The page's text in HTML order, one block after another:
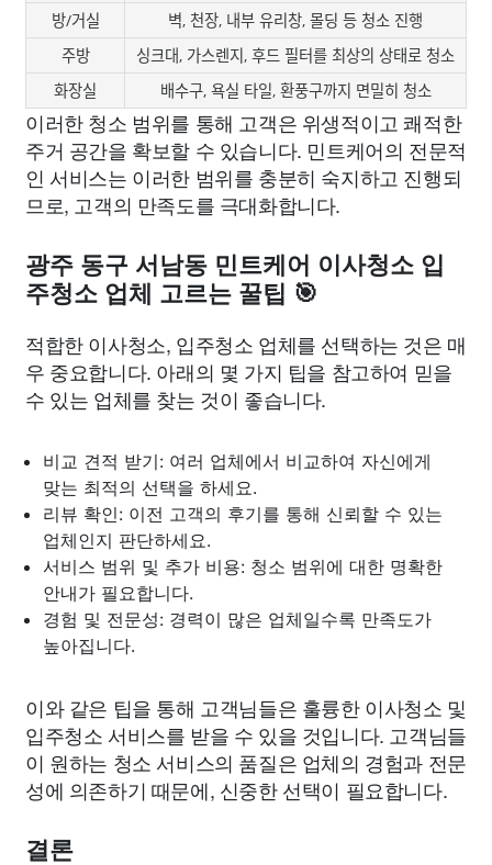
방/거실
벽, 천장, 내부 유리창, 몰딩 등 청소 진행
주방
싱크대, 가스렌지, 후드 필터를 최상의 상태로 청소
화장실
배수구, 욕실 타일, 환풍구까지 면밀히 청소
이러한 청소 범위를 통해 고객은 위생적이고 쾌적한
주거 공간을 확보할 수 있습니다. 민트케어의 전문적
인 서비스는 이러한 범위를 충분히 숙지하고 진행되
므로, 고객의 만족도를 극대화합니다.
광주 동구 서남동 민트케어 이사청소 입
주청소 업체 고르는 꿀팁 🎯
적합한 이사청소, 입주청소 업체를 선택하는 것은 매
우 중요합니다. 아래의 몇 가지 팁을 참고하여 믿을
수 있는 업체를 찾는 것이 좋습니다.
비교 견적 받기: 여러 업체에서 비교하여 자신에게
맞는 최적의 선택을 하세요.
리뷰 확인: 이전 고객의 후기를 통해 신뢰할 수 있는
업체인지 판단하세요.
서비스 범위 및 추가 비용: 청소 범위에 대한 명확한
안내가 필요합니다.
경험 및 전문성: 경력이 많은 업체일수록 만족도가
높아집니다.
이와 같은 팁을 통해 고객님들은 훌륭한 이사청소 및
입주청소 서비스를 받을 수 있을 것입니다. 고객님들
이 원하는 청소 서비스의 품질은 업체의 경험과 전문
성에 의존하기 때문에, 신중한 선택이 필요합니다.
결론